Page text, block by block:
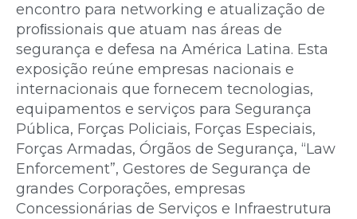
encontro para networking e atualização de
proﬁssionais que atuam nas áreas de
segurança e defesa na América Latina. Esta
exposição reúne empresas nacionais e
internacionais que fornecem tecnologias,
equipamentos e serviços para Segurança
Pública, Forças Policiais, Forças Especiais,
Forças Armadas, Órgãos de Segurança, “Law
Enforcement”, Gestores de Segurança de
grandes Corporações, empresas
Concessionárias de Serviços e Infraestrutura